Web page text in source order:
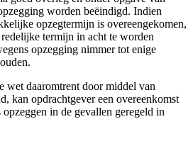
worden beëindigd. Indien
opzegtermijn is overeengekomen,
termijn in acht te worden
opzegging nimmer tot enige
daaromtrent door middel van
kan opdrachtgever een overeenkomst
in de gevallen geregeld in